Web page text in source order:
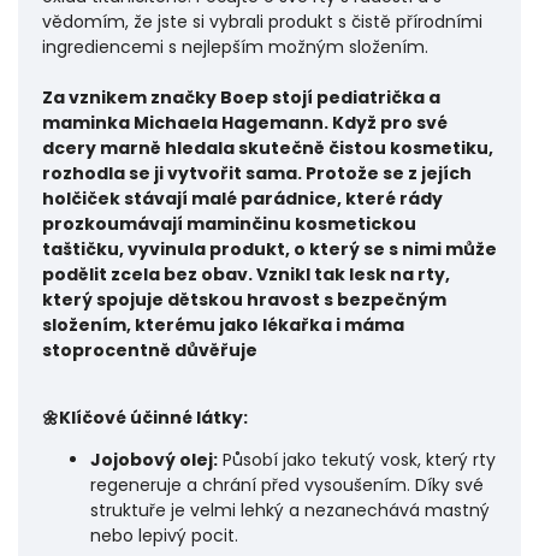
vědomím, že jste si vybrali produkt s čistě přírodními
ingrediencemi s nejlepším možným složením.
Za vznikem značky Boep stojí pediatrička a
maminka Michaela Hagemann. Když pro své
dcery marně hledala skutečně čistou kosmetiku,
rozhodla se ji vytvořit sama. Protože se z jejích
holčiček stávají malé parádnice, které rády
prozkoumávají maminčinu kosmetickou
taštičku, vyvinula produkt, o který se s nimi může
podělit zcela bez obav. Vznikl tak lesk na rty,
který spojuje dětskou hravost s bezpečným
složením, kterému jako lékařka i máma
stoprocentně důvěřuje
🌼Klíčové účinné látky:
Jojobový olej: Působí jako tekutý vosk, který rty
regeneruje a chrání před vysoušením. Díky své
struktuře je velmi lehký a nezanechává mastný
nebo lepivý pocit.